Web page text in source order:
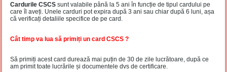
Cardurile CSCS sunt valabile până la 5 ani în funcție de tipul cardului pe
care îl aveți. Unele carduri pot expira după 3 ani sau chiar după 6 luni, așa
că verificați detaliile specifice de pe card.
Cât timp va lua să primiți un card CSCS ?
Să primiți acest card durează mai puțin de 30 de zile lucrătoare, după ce
am primit toate lucrările și documentele dvs de certificare.